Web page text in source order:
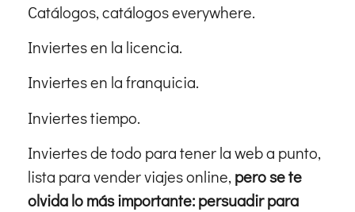
Catálogos, catálogos everywhere.
Inviertes en la licencia.
Inviertes en la franquicia.
Inviertes tiempo.
Inviertes de todo para tener la web a punto,
lista para vender viajes online, pero se te
olvida lo más importante: persuadir para